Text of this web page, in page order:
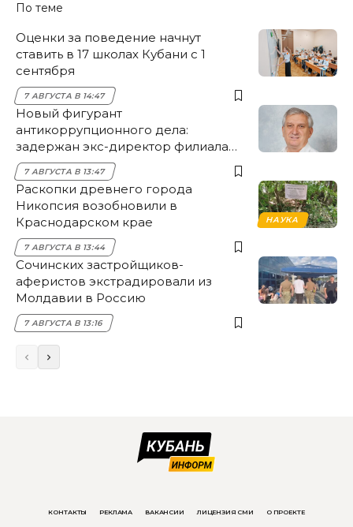
По теме
Оценки за поведение начнут
ставить в 17 школах Кубани с 1
сентября
7 АВГУСТА В 14:47
Новый фигурант
антикоррупционного дела:
задержан экс-директор филиала
НЭСК Крымска
7 АВГУСТА В 13:47
НАУКА
Раскопки древнего города
Никопсия возобновили в
Краснодарском крае
7 АВГУСТА В 13:44
Сочинских застройщиков-
аферистов экстрадировали из
Молдавии в Россию
7 АВГУСТА В 13:16
КОНТАКТЫ РЕКЛАМА ВАКАНСИИ ЛИЦЕНЗИЯ СМИ О ПРОЕКТЕ